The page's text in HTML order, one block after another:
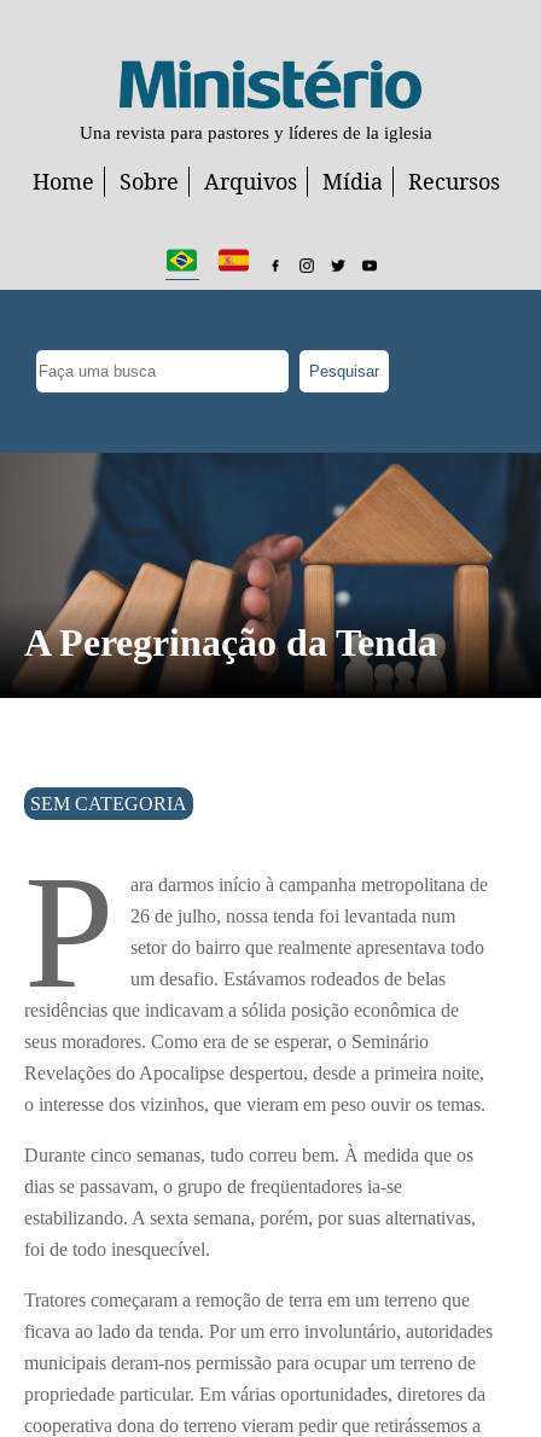
Una revista para pastores y líderes de la iglesia
Home Sobre Arquivos Mídia Recursos
Pesquisar
A Peregrinação da Tenda
SEM CATEGORIA
P
ara darmos início à campanha metropolitana de
26 de julho, nossa tenda foi levantada num
setor do bairro que realmente apresentava todo
um desafio. Estávamos rodeados de belas
residências que indicavam a sólida posição econômica de
seus moradores. Como era de se esperar, o Seminário
Revelações do Apocalipse despertou, desde a primeira noite,
o interesse dos vizinhos, que vieram em peso ouvir os temas.
Durante cinco semanas, tudo correu bem. À medida que os
dias se passavam, o grupo de freqüentadores ia-se
estabilizando. A sexta semana, porém, por suas alternativas,
foi de todo inesquecível.
Tratores começaram a remoção de terra em um terreno que
ficava ao lado da tenda. Por um erro involuntário, autoridades
municipais deram-nos permissão para ocupar um terreno de
propriedade particular. Em várias oportunidades, diretores da
cooperativa dona do terreno vieram pedir que retirássemos a